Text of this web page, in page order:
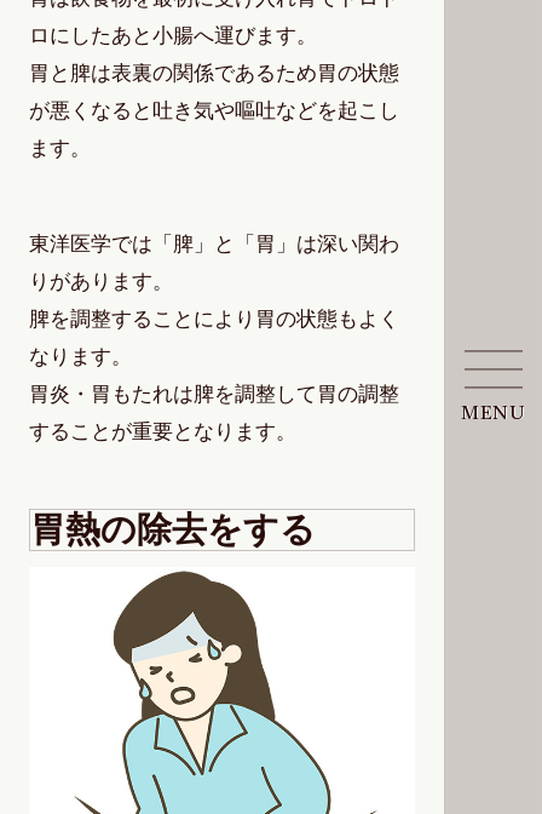
MENU
ロにしたあと小腸へ運びます。
胃と脾は表裏の関係であるため胃の状態
が悪くなると吐き気や嘔吐などを起こし
ます。
東洋医学では「脾」と「胃」は深い関わ
りがあります。
脾を調整することにより胃の状態もよく
なります。
胃炎・胃もたれは脾を調整して胃の調整
することが重要となります。
胃熱の除去をする